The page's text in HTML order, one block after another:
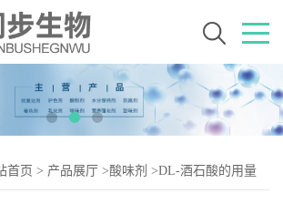
首页 > 产品展厅 >酸味剂 >DL-酒石酸的用量